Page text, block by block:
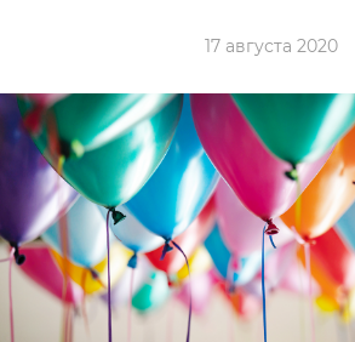
17 августа 2020